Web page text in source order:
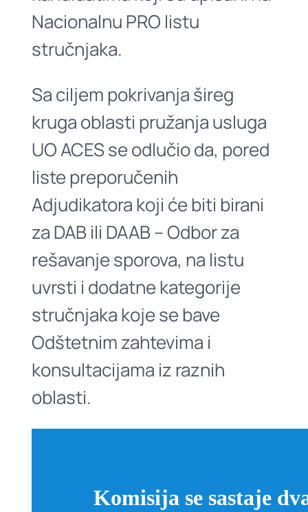
Nacionalnu PRO listu
stručnjaka.
Sa ciljem pokrivanja šireg
kruga oblasti pružanja usluga
UO ACES se odlučio da, pored
liste preporučenih
Adjudikatora koji će biti birani
za DAB ili DAAB – Odbor za
rešavanje sporova, na listu
uvrsti i dodatne kategorije
stručnjaka koje se bave
Odštetnim zahtevima i
konsultacijama iz raznih
oblasti.
Komisija se sastaje